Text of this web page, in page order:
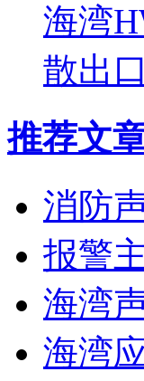
海湾
散出
推荐文
消防
报警
海湾
海湾